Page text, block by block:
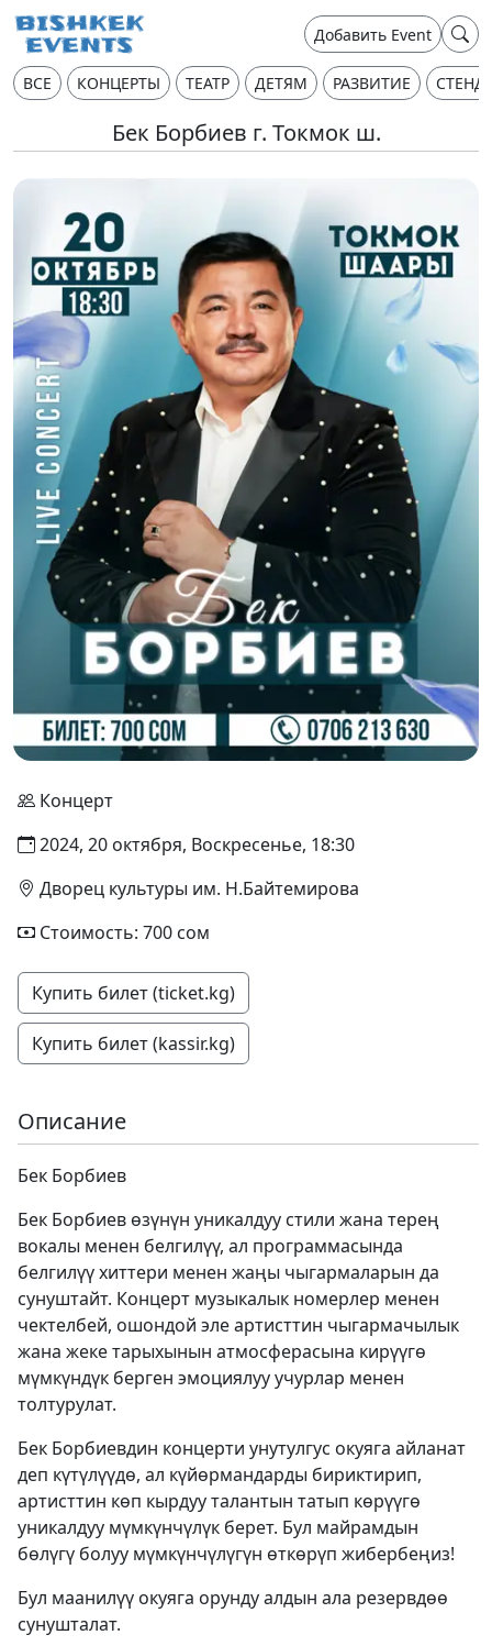
Добавить Event
ВСЕ КОНЦЕРТЫ ТЕАТР ДЕТЯМ РАЗВИТИЕ
Бек Борбиев г. Токмок ш.
Концерт
2024, 20 октября, Воскресенье, 18:30
Дворец культуры им. Н.Байтемирова
Стоимость: 700 сом
Купить билет (ticket.kg)
Купить билет (kassir.kg)
Описание
Бек Борбиев
Бек Борбиев өзүнүн уникалдуу стили жана терең
вокалы менен белгилүү, ал программасында
белгилүү хиттери менен жаңы чыгармаларын да
сунуштайт. Концерт музыкалык номерлер менен
чектелбей, ошондой эле артисттин чыгармачылык
жана жеке тарыхынын атмосферасына кирүүгө
мүмкүндүк берген эмоциялуу учурлар менен
толтурулат.
Бек Борбиевдин концерти унутулгус окуяга айланат
деп күтүлүүдө, ал күйөрмандарды бириктирип,
артисттин көп кырдуу талантын татып көрүүгө
уникалдуу мүмкүнчүлүк берет. Бул майрамдын
бөлүгү болуу мүмкүнчүлүгүн өткөрүп жибербеңиз!
Бул маанилүү окуяга орунду алдын ала резервдөө
сунушталат.